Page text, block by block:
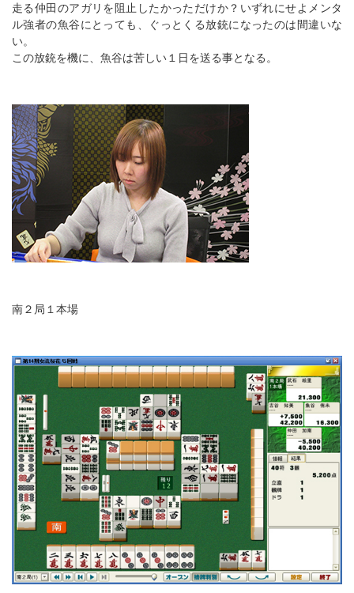
走る仲田のアガリを阻止したかっただけか？いずれにせよメンタ
ル強者の魚谷にとっても、ぐっとくる放銃になったのは間違いな
い。
この放銃を機に、魚谷は苦しい１日を送る事となる。
南２局１本場